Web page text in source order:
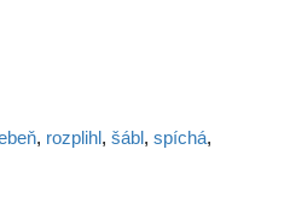
, rozplihl, šábl, spíchá,